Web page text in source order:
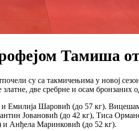
Тамиша
су са такмичењима у новој
две сребрне и осам бронзаних
Емилија Шаровић (до 57 кг).
Јовановић (до 42 кг), Тиса
и Анђела Маринковић (до 52 кг).